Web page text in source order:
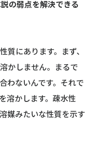
説の弱点を解決できる
質にあります。まず、
かしません。まるで
わないんです。それで
溶かします。疎水性
媒みたいな性質を示す